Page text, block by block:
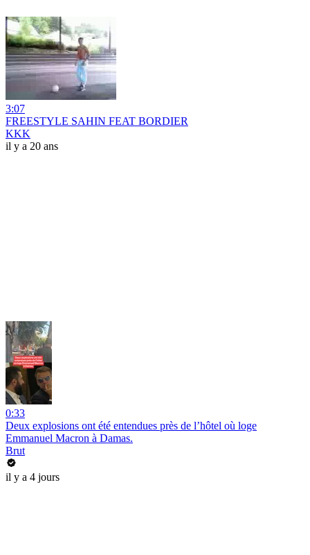
3:07
FREESTYLE SAHIN FEAT BORDIER
KKK
il y a 20 ans
0:33
Deux explosions ont été entendues près de l’hôtel où loge
Emmanuel Macron à Damas.
Brut
il y a 4 jours